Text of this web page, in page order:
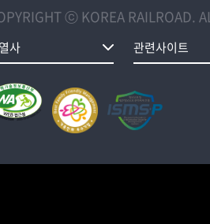
ⓒ KOREA RAILROAD.
사 관련사이트